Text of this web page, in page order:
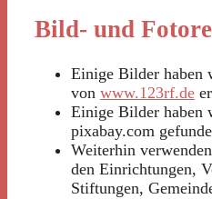
Bild- und
Einige Bilder haben
von www.123rf.de
Einige Bilder haben
pixabay.com
Weiterhin
den Einrichtungen,
Stiftungen,